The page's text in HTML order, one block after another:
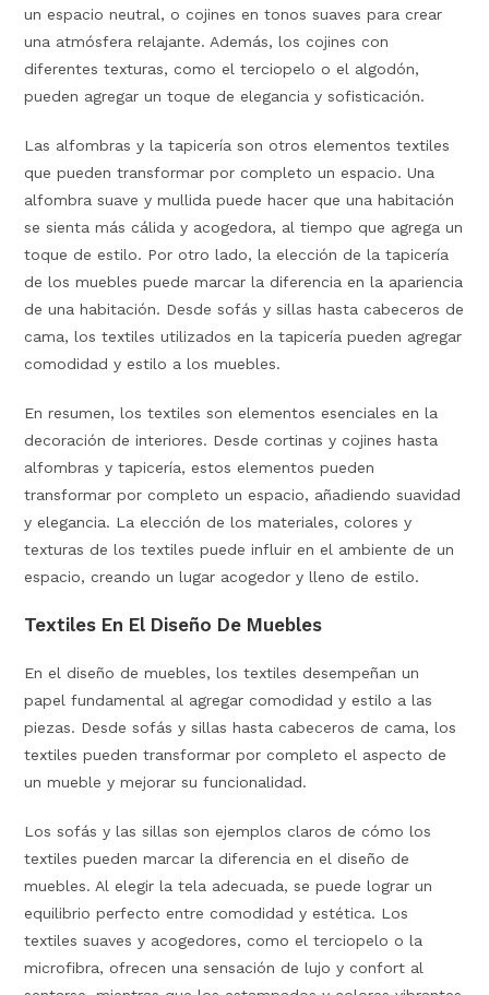
un espacio neutral, o cojines en tonos suaves para crear
una atmósfera relajante. Además, los cojines con
diferentes texturas, como el terciopelo o el algodón,
pueden agregar un toque de elegancia y sofisticación.
Las alfombras y la tapicería son otros elementos textiles
que pueden transformar por completo un espacio. Una
alfombra suave y mullida puede hacer que una habitación
se sienta más cálida y acogedora, al tiempo que agrega un
toque de estilo. Por otro lado, la elección de la tapicería
de los muebles puede marcar la diferencia en la apariencia
de una habitación. Desde sofás y sillas hasta cabeceros de
cama, los textiles utilizados en la tapicería pueden agregar
comodidad y estilo a los muebles.
En resumen, los textiles son elementos esenciales en la
decoración de interiores. Desde cortinas y cojines hasta
alfombras y tapicería, estos elementos pueden
transformar por completo un espacio, añadiendo suavidad
y elegancia. La elección de los materiales, colores y
texturas de los textiles puede influir en el ambiente de un
espacio, creando un lugar acogedor y lleno de estilo.
Textiles En El Diseño De Muebles
En el diseño de muebles, los textiles desempeñan un
papel fundamental al agregar comodidad y estilo a las
piezas. Desde sofás y sillas hasta cabeceros de cama, los
textiles pueden transformar por completo el aspecto de
un mueble y mejorar su funcionalidad.
Los sofás y las sillas son ejemplos claros de cómo los
textiles pueden marcar la diferencia en el diseño de
muebles. Al elegir la tela adecuada, se puede lograr un
equilibrio perfecto entre comodidad y estética. Los
textiles suaves y acogedores, como el terciopelo o la
microfibra, ofrecen una sensación de lujo y confort al